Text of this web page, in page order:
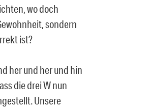
wo doch
sondern
ist?
her und her und hin
die drei W nun
Unsere